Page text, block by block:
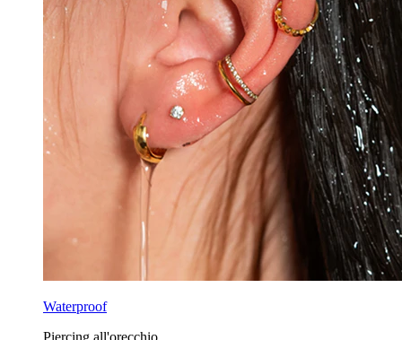
Waterproof
Piercing all'orecchio